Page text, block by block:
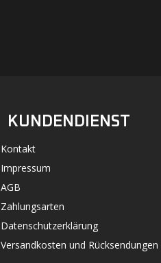
KUNDENDIENST
Kontakt
Impressum
AGB
Zahlungsarten
Datenschutzerklärung
Versandkosten und Rücksendungen